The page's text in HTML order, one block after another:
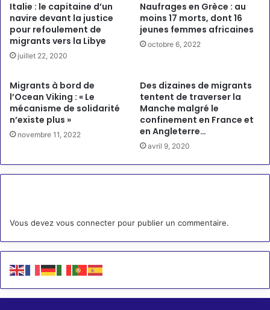
Italie : le capitaine d’un
navire devant la justice
pour refoulement de
migrants vers la Libye
juillet 22, 2020
Naufrages en Grèce : au
moins 17 morts, dont 16
jeunes femmes africaines
octobre 6, 2022
Migrants à bord de
l’Ocean Viking : « Le
mécanisme de solidarité
n’existe plus »
novembre 11, 2022
Des dizaines de migrants
tentent de traverser la
Manche malgré le
confinement en France et
en Angleterre…
avril 9, 2020
Vous devez vous connecter pour publier un commentaire.